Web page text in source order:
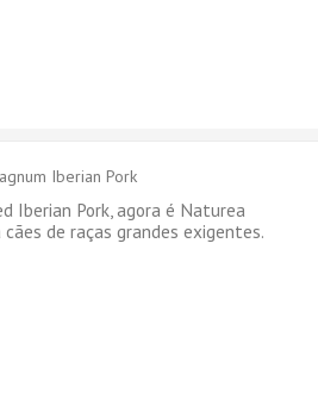
Iberian Pork
Iberian Pork, agora é Naturea
de raças grandes exigentes.